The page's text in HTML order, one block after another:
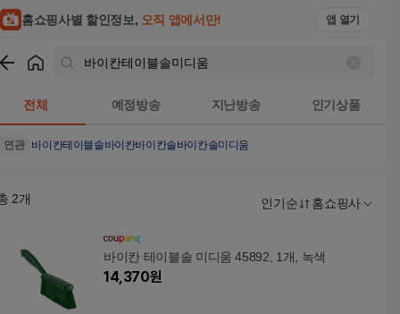
홈쇼핑사별 할인정보, 오직 앱에서만! 앱 열기
전체 예정방송 지난방송 인기상품
연관 바이칸테이블솔바이칸바이칸솔바이칸솔미디움
2개 인기순 홈쇼핑사
바이칸 테이블솔 미디움 45892, 1개, 녹색
14,370원